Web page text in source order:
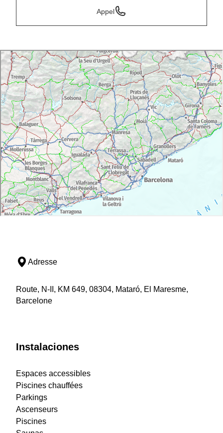
Appel
Adresse
Route, N-II, KM 649, 08304, Mataró, El Maresme,
Barcelone
Instalaciones
Espaces accessibles
Piscines chauffées
Parkings
Ascenseurs
Piscines